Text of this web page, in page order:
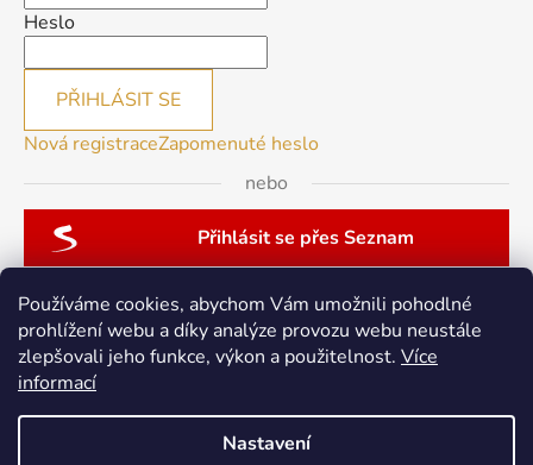
Používáme cookies, abychom Vám umožnili pohodlné
prohlížení webu a díky analýze provozu webu neustále
zlepšovali jeho funkce, výkon a použitelnost. Více
informací
Nastavení
Heslo
PŘIHLÁSIT SE
Nová registraceZapomenuté heslo
nebo
Přihlásit se přes Seznam
patchwork-aja.cz